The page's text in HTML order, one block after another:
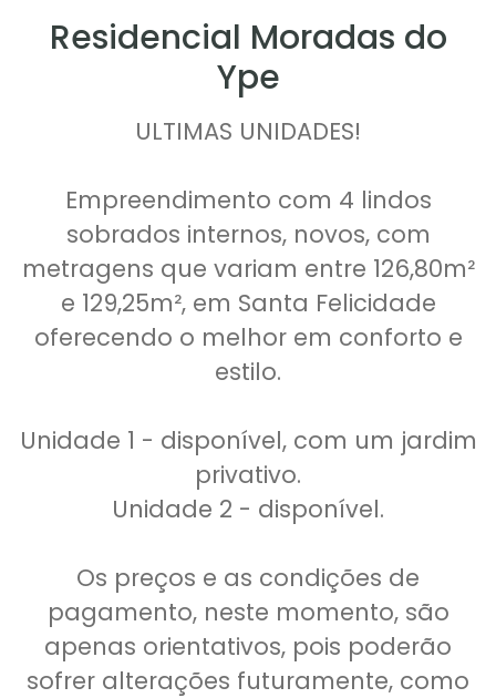
Residencial Moradas do
Ype
ULTIMAS UNIDADES!
Empreendimento com 4 lindos
sobrados internos, novos, com
metragens que variam entre 126,80m²
e 129,25m², em Santa Felicidade
oferecendo o melhor em conforto e
estilo.
Unidade 1 - disponível, com um jardim
privativo.
Unidade 2 - disponível.
Os preços e as condições de
pagamento, neste momento, são
apenas orientativos, pois poderão
sofrer alterações futuramente, como